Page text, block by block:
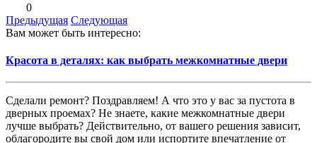
0
Предыдущая Следующая
Вам может быть интересно:
Красота в деталях: как выбрать межкомнатные двери
Сделали ремонт? Поздравляем! А что это у вас за пустота в
дверных проемах? Не знаете, какие межкомнатные двери
лучше выбрать? Действительно, от вашего решения зависит,
облагородите вы свой дом или испортите впечатление от